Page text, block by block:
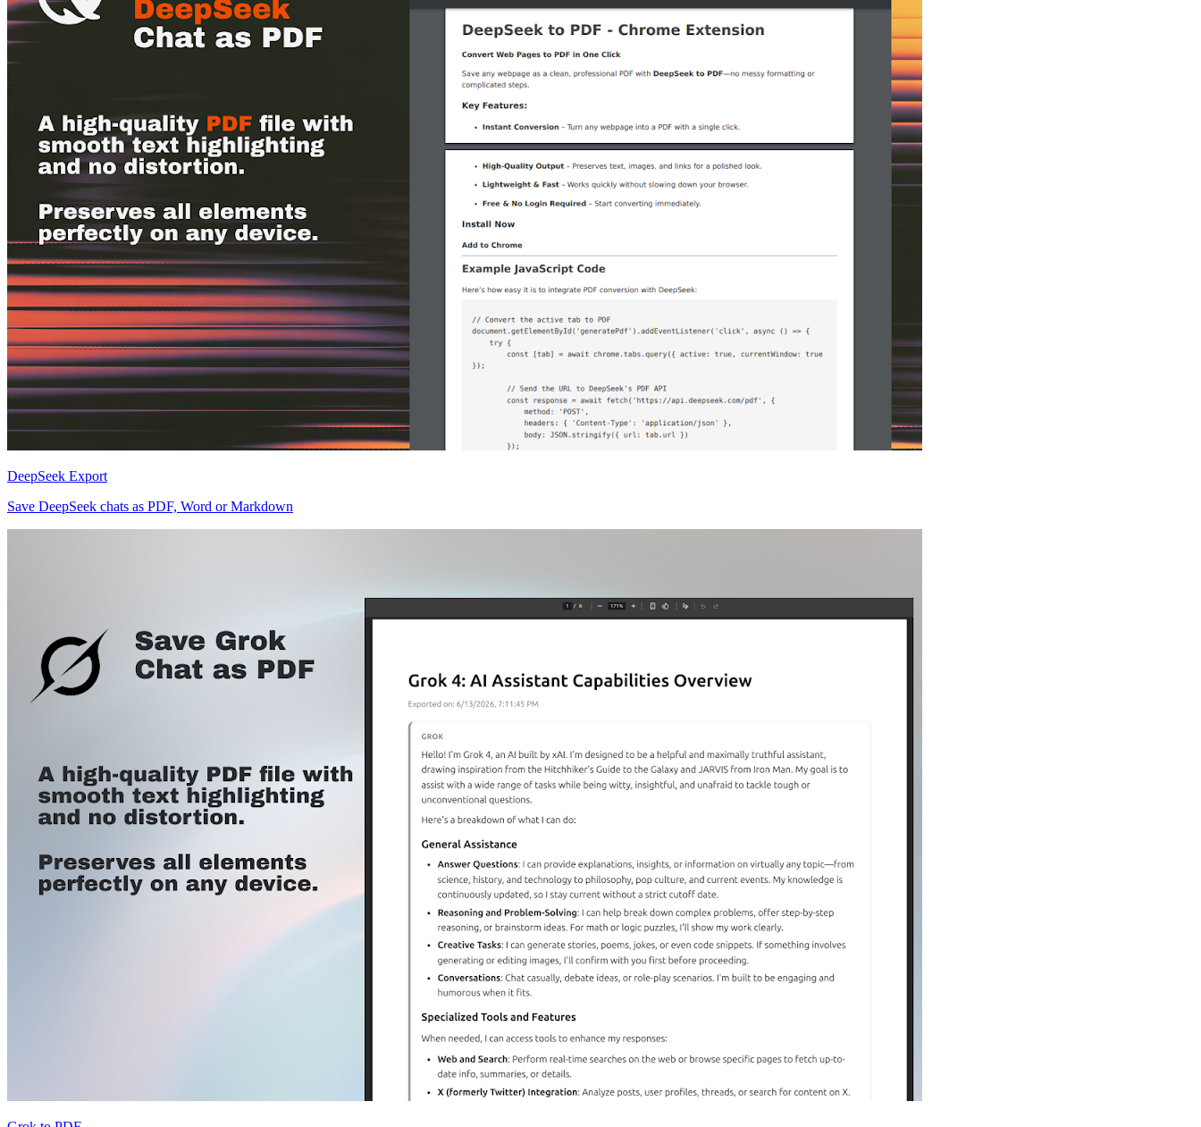
DeepSeek Export
Save DeepSeek chats as PDF, Word or Markdown